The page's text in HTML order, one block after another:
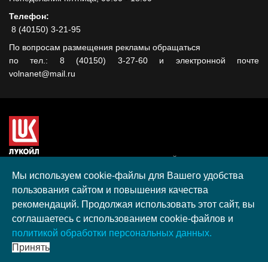
Телефон:
8 (40150) 3-21-95
По вопросам размещения рекламы обращаться
по тел.: 8 (40150) 3-27-60 и электронной почте
volnanet@mail.ru
гранта, полученного в рамках XIII Конкурса социальных и
культурных проектов ПАО "ЛУКОЙЛ" на территории
Калининградской области в 2020 году
Согласие на обработку персональных данных
Разработка, поддержка и продвижение S-Media group
© 2026 МАУ «Редакция общественно-политической газеты
Мы используем cookie-файлы для Вашего удобства
пользования сайтом и повышения качества
рекомендаций. Продолжая использовать этот сайт, вы
соглашаетесь с использованием cookie-файлов и
политикой обработки персональных данных.
Принять